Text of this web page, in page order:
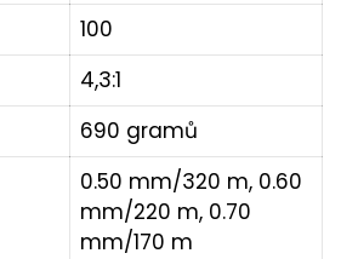
100
4,3:1
690 gramů
0.50 mm/320 m, 0.60
mm/220 m, 0.70
mm/170 m